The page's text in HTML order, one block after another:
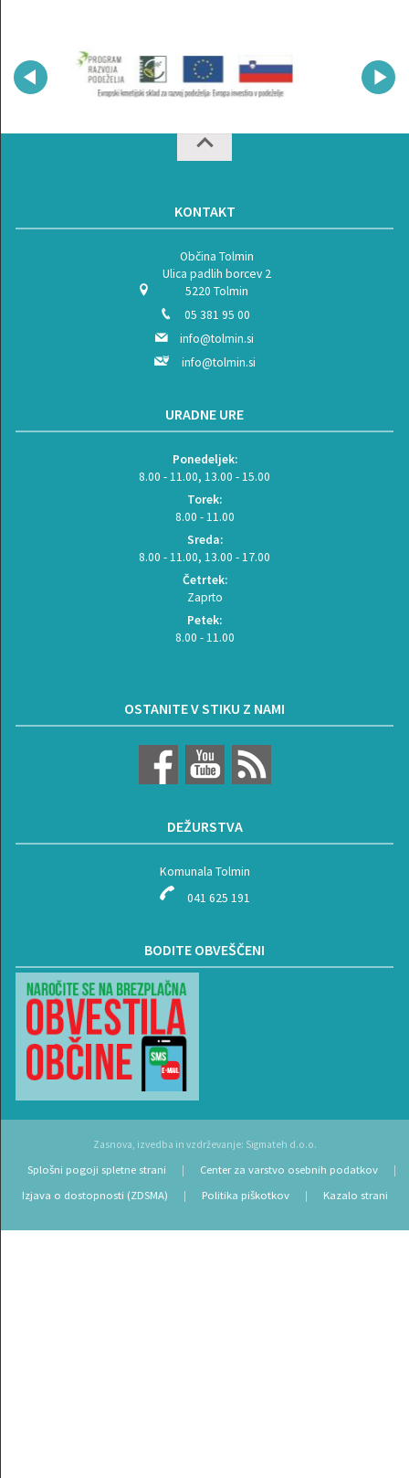
KONTAKT
Občina Tolmin
Ulica padlih borcev 2
5220 Tolmin
05 381 95 00
info@tolmin.si
info@tolmin.si
URADNE URE
Ponedeljek:
8.00 - 11.00, 13.00 - 15.00
Torek:
8.00 - 11.00
Sreda:
8.00 - 11.00, 13.00 - 17.00
Četrtek:
Zaprto
Petek:
8.00 - 11.00
OSTANITE V STIKU Z NAMI
DEŽURSTVA
Komunala Tolmin
041 625 191
BODITE OBVEŠČENI
Zasnova, izvedba in vzdrževanje: Sigmateh d.o.o.
Splošni pogoji spletne strani Center za varstvo osebnih podatkov
Izjava o dostopnosti (ZDSMA) Politika piškotkov Kazalo strani